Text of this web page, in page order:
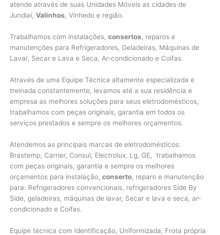
atende através de suas Unidades Móveis as cidades de
Jundiaí, Valinhos, Vinhedo e região.
Trabalhamos com instalações, consertos, reparos e
manutenções para Refrigeradores, Geladeiras, Máquinas de
Lavar, Secar e Lava e Seca, Ar-condicionado e Coifas.
Através de uma Equipe Técnica altamente especializada e
treinada constantemente, levamos até a sua residência e
empresa as melhores soluções para seus eletrodomésticos,
trabalhamos com peças originais, garantia em todos os
serviços prestados e sempre os melhores orçamentos.
Atendemos as principais marcas de eletrodomésticos:
Brastemp, Carrier, Consul, Electrolux, Lg, GE, trabalhamos
com peças originais, garantia e sempre os melhores
orçamentos para instalação, conserto, reparo e manutenção
para: Refrigeradores convencionais, refrigeradores Side By
Side, geladeiras, máquinas de lavar, Secar e lava e seca, ar-
condicionado e Coifas.
Equipe técnica com Identificação, Uniformizada, Frota própria